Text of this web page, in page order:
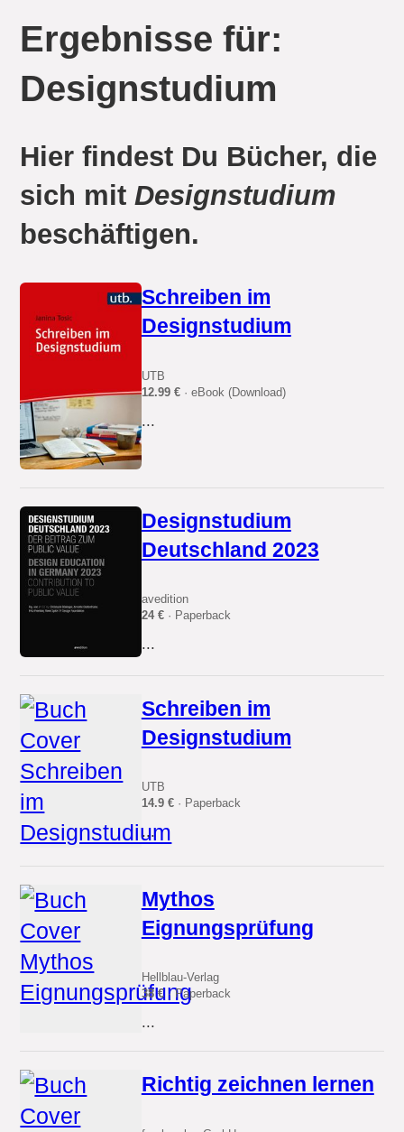
Ergebnisse für:
Designstudium
Hier findest Du Bücher, die
sich mitDesignstudium
beschäftigen.
Schreiben im
Designstudium
UTB
12.99 €· eBook (Download)
...
Designstudium
Deutschland 2023
avedition
24 €· Paperback
...
Schreiben im
Designstudium
UTB
14.9 €· Paperback
...
Mythos
Eignungsprüfung
Hellblau-Verlag
38 €· Paperback
...
Richtig zeichnen lernen